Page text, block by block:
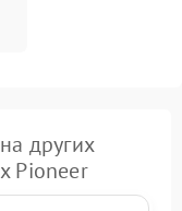
других
Pioneer